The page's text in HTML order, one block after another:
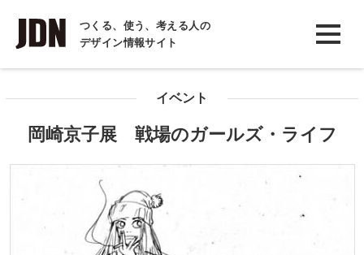
つくる、使う、考える人の
デザイン情報サイト
INTERVIEW
インタビュー
イベント
岡崎京子展 戦場のガールズ・ライフ